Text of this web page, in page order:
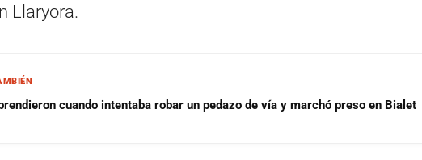
Llaryora.
cuando intentaba robar un pedazo de vía y marchó preso en Bialet